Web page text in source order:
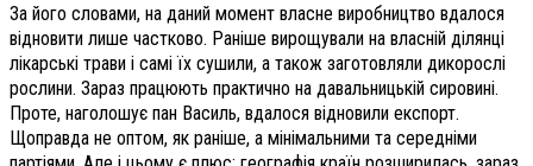
За його словами, на даний момент власне виробництво вдалося
відновити лише частково. Раніше вирощували на власній ділянці
лікарські трави і самі їх сушили, а також заготовляли дикорослі
рослини. Зараз працюють практично на давальницькій сировині.
Проте, наголошує пан Василь, вдалося відновили експорт.
Щоправда не оптом, як раніше, а мінімальними та середніми